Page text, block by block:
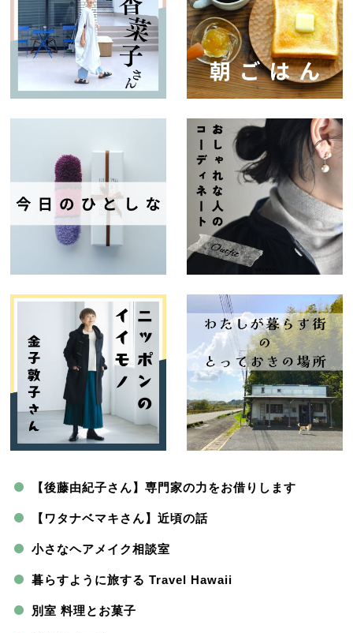
【後藤由紀子さん】専門家の力をお借りします
【ワタナベマキさん】近頃の話
小さなヘアメイク相談室
暮らすように旅する Travel Hawaii
別室 料理とお菓子